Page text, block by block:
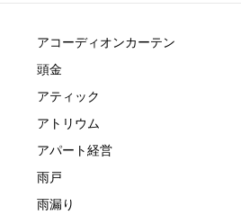
アコーディオンカーテン
頭金
アティック
アトリウム
アパート経営
雨戸
雨漏り